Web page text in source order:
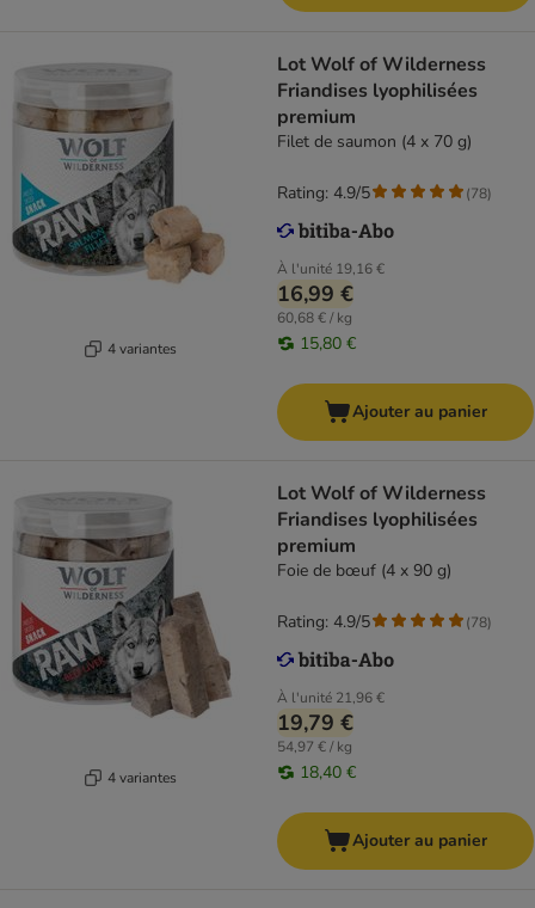
4 variantes
Lot Wolf of Wilderness
Friandises lyophilisées
premium
Filet de saumon (4 x 70 g)
À l'unité 19,16 €
16,99 €
60,68 € / kg
15,80 €
Rating: 4.9/5 (78)
Ajouter au panier
4 variantes
Lot Wolf of Wilderness
Friandises lyophilisées
premium
Foie de bœuf (4 x 90 g)
À l'unité 21,96 €
19,79 €
54,97 € / kg
18,40 €
Rating: 4.9/5 (78)
Ajouter au panier